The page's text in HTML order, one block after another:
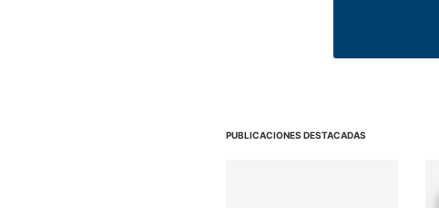
PUBLICACIONES DESTACADAS